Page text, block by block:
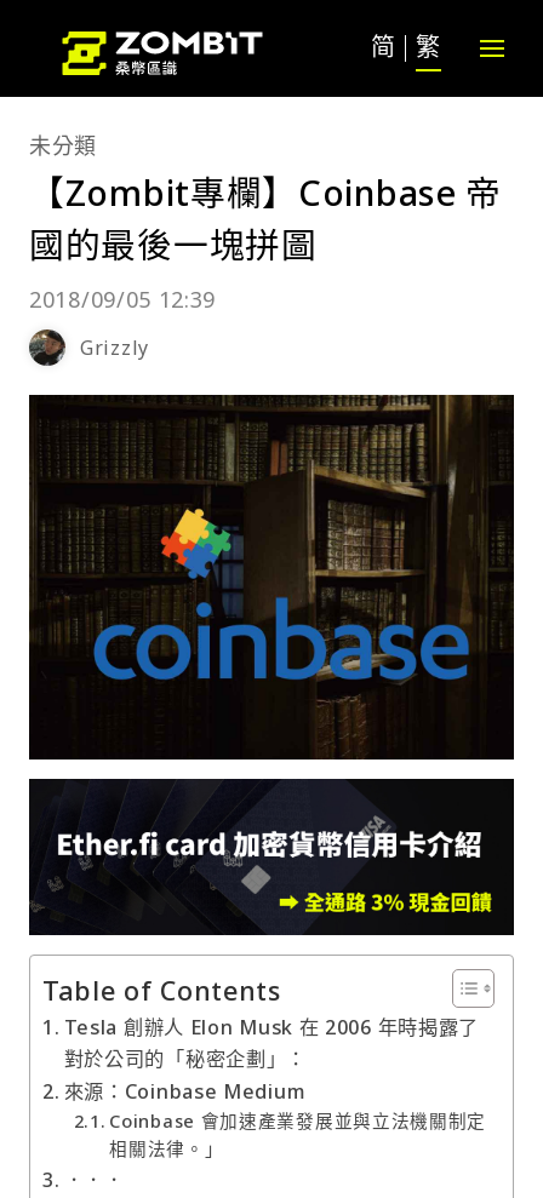
简 繁
未分類
【Zombit專欄】Coinbase 帝
國的最後一塊拼圖
2018/09/05 12:39
Grizzly
Table of Contents
Tesla 創辦人 Elon Musk 在 2006 年時揭露了
對於公司的「秘密企劃」：
來源：Coinbase Medium
Coinbase 會加速產業發展並與立法機關制定
相關法律。」
．．．